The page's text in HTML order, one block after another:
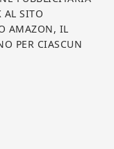
AL SITO
AMAZON, IL
PER CIASCUN